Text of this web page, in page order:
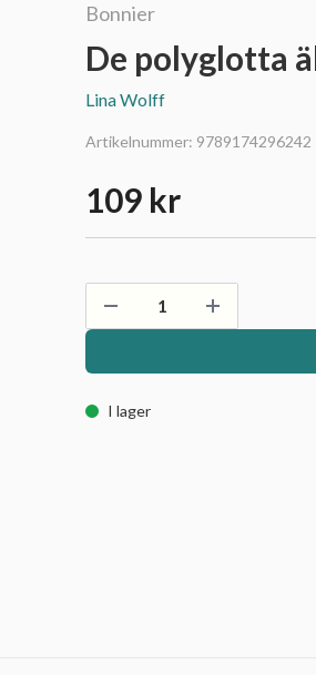
Bonnier
De polyglotta
Lina Wolff
Artikelnummer: 9789174296242
109 kr
I lager